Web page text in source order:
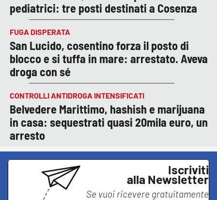
pediatrici: tre posti destinati a Cosenza
FUGA DISPERATA
San Lucido, cosentino forza il posto di
blocco e si tuffa in mare: arrestato. Aveva
droga con sé
CONTROLLI ANTIDROGA INTENSIFICATI
Belvedere Marittimo, hashish e marijuana
in casa: sequestrati quasi 20mila euro, un
arresto
Iscriviti
alla Newsletter
Se vuoi ricevere gratuitamente